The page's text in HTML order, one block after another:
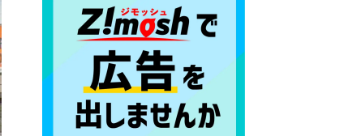
「こども文化パスポート事
業」
2026年7月21日 卜仙の郷 お
盆期間の営業時間のお知らせ
2026年7月17日 バス経路検索
のご利用案内